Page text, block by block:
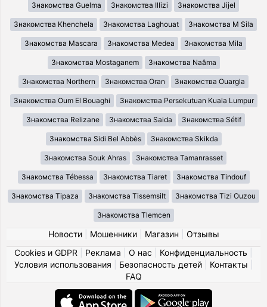
Знакомства Guelma Знакомства Illizi Знакомства Jijel
Знакомства Khenchela Знакомства Laghouat Знакомства M Sila
Знакомства Mascara Знакомства Medea Знакомства Mila
Знакомства Mostaganem Знакомства Naâma
Знакомства Northern Знакомства Oran Знакомства Ouargla
Знакомства Oum El Bouaghi Знакомства Persekutuan Kuala Lumpur
Знакомства Relizane Знакомства Saida Знакомства Sétif
Знакомства Sidi Bel Abbès Знакомства Skikda
Знакомства Souk Ahras Знакомства Tamanrasset
Знакомства Tébessa Знакомства Tiaret Знакомства Tindouf
Знакомства Tipaza Знакомства Tissemsilt Знакомства Tizi Ouzou
Знакомства Tlemcen
Новости| Мошенники| Магазин
Отзывы
Cookies и GDPR
Реклама О нас Конфиденциальность
Условия использования
Безопасность детей| Контакты
FAQ